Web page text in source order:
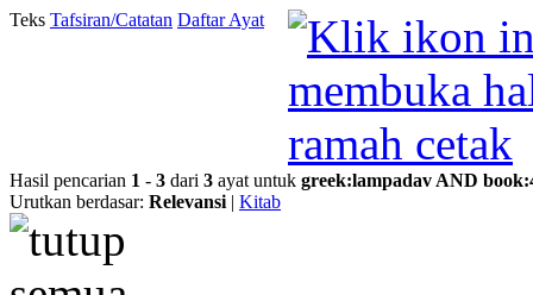
Teks Tafsiran/Catatan Daftar Ayat
Hasil pencarian 1 - 3 dari 3 ayat untuk greek:lampadav AND book:
Urutkan berdasar: Relevansi | Kitab